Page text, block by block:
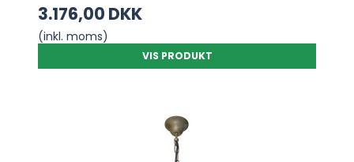
3.176,00 DKK
(inkl. moms)
VIS PRODUKT